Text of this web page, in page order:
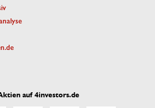
auf 4investors.de